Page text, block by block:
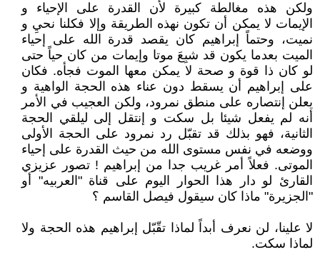
ولكن هذه مغالطة كبيرة لأن القدرة على الإحياء و
الإيمات لا يمكن أن تكون نهذه الطريقة وإلا فكلنا نحيِ و
نميت، وحتماً إبراهيم كان يقصد قدرة الله على إحياء
الميت بعدما يكون قد شبِعَ موتا وإيمات من كان حياً حتى
لو كان ذا قوة و صحة لا يمكن معها الموت فجأه. فكان
على إبراهيم أن يسقط دون عناء هذه الحجة الواهية و
يعلن إنتصاره على منطق نمرود، ولكن العجيب في الأمر
أنه لم يفعل شيئا بل سكت و إنتقل إلى ليلقي الحجة
الثانية، فهو بذلك قد تقبّل رد نمرود على الحجة الأولى
ووضعه في نفس مستوى الله من حيث القدرة على إحياء
الموتى. فعلاً أمر غريب جدا من إبراهيم ! تصور عزيزي
القارئ لو دار هذا الحوار اليوم على قناة "العربيه" أو
"الجزيرة" ماذا كان سيقول فيصل القاسم ؟
لا علينا، لن نعرف أبداً لماذا تقّبّل إبراهيم هذه الحجة ولا
لماذا سكت.